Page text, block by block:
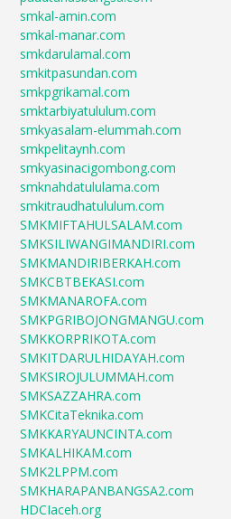
smkal-amin.com
smkal-manar.com
smkdarulamal.com
smkitpasundan.com
smkpgrikamal.com
smktarbiyatululum.com
smkyasalam-elummah.com
smkpelitaynh.com
smkyasinacigombong.com
smknahdatululama.com
smkitraudhatululum.com
SMKMIFTAHULSALAM.com
SMKSILIWANGIMANDIRI.com
SMKMANDIRIBERKAH.com
SMKCBTBEKASI.com
SMKMANAROFA.com
SMKPGRIBOJONGMANGU.com
SMKKORPRIKOTA.com
SMKITDARULHIDAYAH.com
SMKSIROJULUMMAH.com
SMKSAZZAHRA.com
SMKCitaTeknika.com
SMKKARYAUNCINTA.com
SMKALHIKAM.com
SMK2LPPM.com
SMKHARAPANBANGSA2.com
HDCIaceh.org